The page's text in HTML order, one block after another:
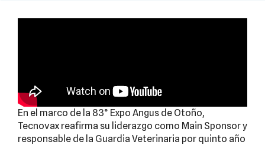
En el marco de la 83° Expo Angus de Otoño,
Tecnovax reafirma su liderazgo como Main Sponsor y
responsable de la Guardia Veterinaria por quinto año